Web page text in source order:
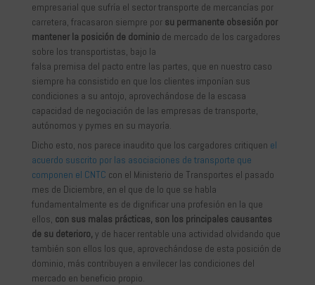
empresarial que sufría el sector transporte de mercancías por
carretera, fracasaron siempre por su permanente obsesión por
mantener la posición de dominio de mercado de los cargadores
sobre los transportistas, bajo la
falsa premisa del pacto entre las partes, que en nuestro caso
siempre ha consistido en que los clientes imponían sus
condiciones a su antojo, aprovechándose de la escasa
capacidad de negociación de las empresas de transporte,
autónomos y pymes en su mayoría.
Dicho esto, nos parece inaudito que los cargadores critiquen el
acuerdo suscrito por las asociaciones de transporte que
componen el CNTC con el Ministerio de Transportes el pasado
mes de Diciembre, en el que de lo que se habla
fundamentalmente es de dignificar una profesión en la que
ellos, con sus malas prácticas, son los principales causantes
de su deterioro, y de hacer rentable una actividad olvidando que
también son ellos los que, aprovechándose de esta posición de
dominio, más contribuyen a envilecer las condiciones del
mercado en beneficio propio.